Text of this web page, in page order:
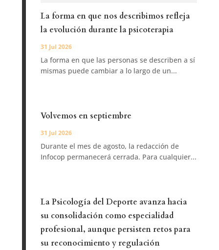
La forma en que nos describimos refleja
la evolución durante la psicoterapia
31 Jul 2026
La forma en que las personas se describen a sí
mismas puede cambiar a lo largo de un...
Volvemos en septiembre
31 Jul 2026
Durante el mes de agosto, la redacción de
Infocop permanecerá cerrada. Para cualquier...
La Psicología del Deporte avanza hacia
su consolidación como especialidad
profesional, aunque persisten retos para
su reconocimiento y regulación